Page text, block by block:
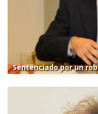
Sentenciado por un